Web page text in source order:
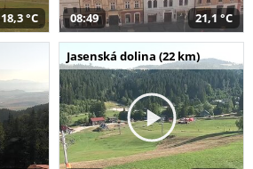
18,3 °C 08:49 21,1 °C
Jasenská dolina (22 km)